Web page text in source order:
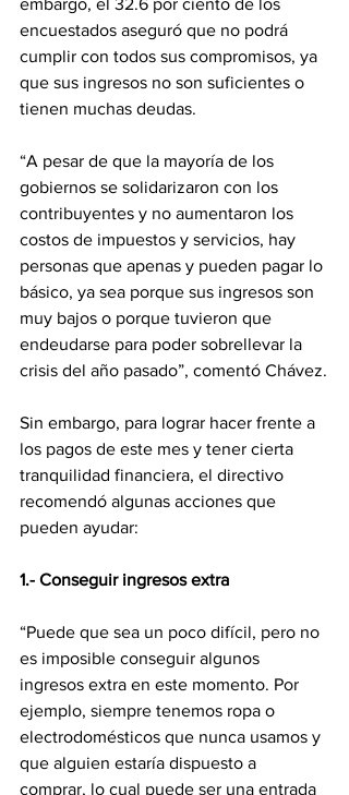
embargo, el 32.6 por ciento de los
encuestados aseguró que no podrá
cumplir con todos sus compromisos, ya
que sus ingresos no son suficientes o
tienen muchas deudas.
“A pesar de que la mayoría de los
gobiernos se solidarizaron con los
contribuyentes y no aumentaron los
costos de impuestos y servicios, hay
personas que apenas y pueden pagar lo
básico, ya sea porque sus ingresos son
muy bajos o porque tuvieron que
endeudarse para poder sobrellevar la
crisis del año pasado”, comentó Chávez.
Sin embargo, para lograr hacer frente a
los pagos de este mes y tener cierta
tranquilidad financiera, el directivo
recomendó algunas acciones que
pueden ayudar:
1.- Conseguir ingresos extra
“Puede que sea un poco difícil, pero no
es imposible conseguir algunos
ingresos extra en este momento. Por
ejemplo, siempre tenemos ropa o
electrodomésticos que nunca usamos y
que alguien estaría dispuesto a
comprar, lo cual puede ser una entrada